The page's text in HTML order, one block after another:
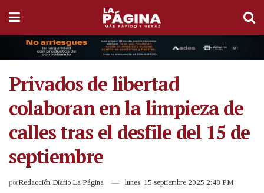
Privados de libertad
colaboran en la limpieza de
calles tras el desfile del 15 de
septiembre
porRedacción Diario La Página lunes, 15 septiembre 2025 2:48 PM